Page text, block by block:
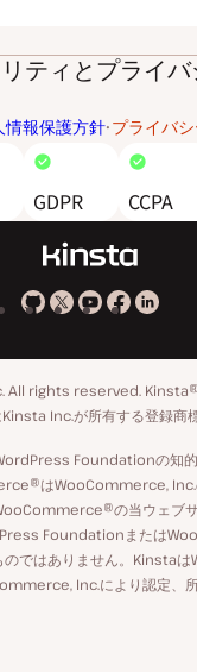
ティとプライ
情報保護方針 プライバ
GDPR CCPA
Kinsta
GitHub
Kinsta
X
ア
カ
ウ
ン
ト
Kinsta
YouTube
Kinsta
Facebook
Kinsta
ペ
ー
ジ
All rights reserved.
Inc.が所有する登録商標
Foundationの知的
はWooCommerce, Inc.
の当ウェブ
Foundationまたは
のではありません。Kinsta
Inc.により認定、